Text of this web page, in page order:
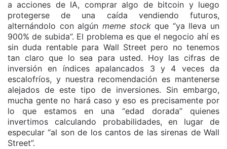
a acciones de IA, comprar algo de bitcoin y luego
protegerse de una caída vendiendo futuros,
alternándolo con algún meme stockque “ya lleva un
900% de subida”. El problema es que el negocio ahí es
sin duda rentable para Wall Street pero no tenemos
tan claro que lo sea para usted. Hoy las cifras de
inversión en índices apalancados 3 y 4 veces da
escalofríos, y nuestra recomendación es mantenerse
alejados de este tipo de inversiones. Sin embargo,
mucha gente no hará caso y eso es precisamente por
lo que estamos en una “edad dorada” quienes
invertimos calculando probabilidades, en lugar de
especular “al son de los cantos de las sirenas de Wall
Street”.